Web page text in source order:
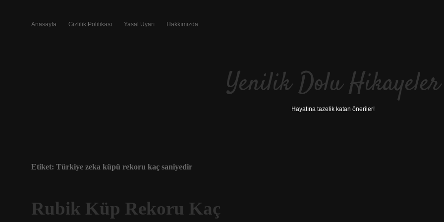
Anasayfa Gizlilik Politikası Yasal Uyarı Hakkımızda
Yenilik Dolu Hikayeler
Hayatına tazelik katan öneriler!
Etiket: Türkiye zeka küpü rekoru kaç saniyedir
Rubik Küp Rekoru Kaç